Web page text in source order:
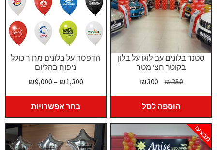
הדפסה על בלונים מחיר כולל
ניפוח בהליום
₪1,300
–
₪9,000
מחירים:
עד
בחר אפשרויות
סטנד בלונים עם לוגו על בלון
בקוטר חצי מטר
₪350
המחיר
המקורי
היה:
₪350.
₪300
הנוכחי
₪300.
הוספה לסל
מבצע!